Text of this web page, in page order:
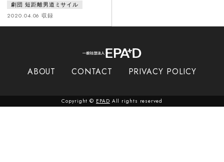
なった自宅跡地ふるさとの海に向
かって※オー マジェスティック
シーオー マジェスティックシー
するひとりの修羅のようだった“男
ら108箇月の心象スケッチ。
劇団 短距離男道ミサイル
2020.04.06 収録
ABOUT CONTACT PRIVACY POLICY
Copyright © EPAD All rights reserved